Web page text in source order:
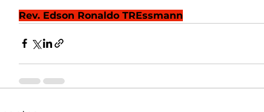
Rev. Edson Ronaldo TREssmann